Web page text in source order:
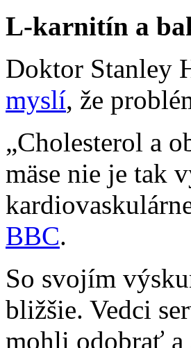
L-karnitín a
Doktor Stanley
myslí, že
„Cholesterol a
mäse nie je tak
BBC.
So svojím
bližšie. Vedci
mohli odobrať